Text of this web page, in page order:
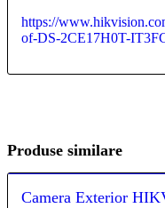
https://
of-DS-2CE17H0T-
Produse similare
Camera Exterior